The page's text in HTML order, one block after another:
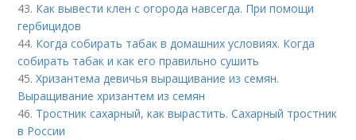
43. Как вывести клен с огорода навсегда. При помощи
гербицидов
44. Когда собирать табак в домашних условиях. Когда
собирать табак и как его правильно сушить
45.Хризантема девичья выращивание из семян.
Выращивание хризантем из семян
46. Тростник сахарный, как вырастить. Сахарный тростник
в России